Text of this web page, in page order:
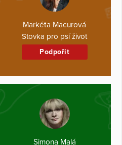
Markéta Macurová
Stovka pro psí život
Podpořit
Simona Malá